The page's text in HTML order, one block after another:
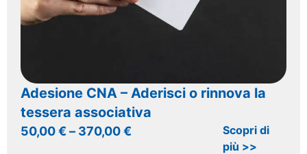
Adesione CNA – Aderisci o rinnova la
tessera associativa
50,00€– 370,00€
Scopri di
più >>